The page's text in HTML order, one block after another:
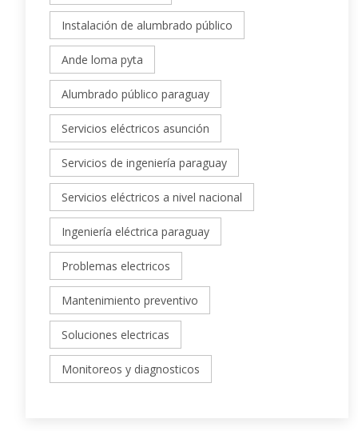
Instalación de alumbrado público
Ande loma pyta
Alumbrado público paraguay
Servicios eléctricos asunción
Servicios de ingeniería paraguay
Servicios eléctricos a nivel nacional
Ingeniería eléctrica paraguay
Problemas electricos
Mantenimiento preventivo
Soluciones electricas
Monitoreos y diagnosticos